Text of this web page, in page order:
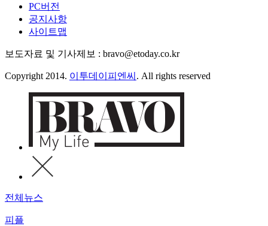
PC버전
공지사항
사이트맵
보도자료 및 기사제보 : bravo@etoday.co.kr
Copyright 2014. 이투데이피엔씨 . All rights reserved
전체뉴스
피플